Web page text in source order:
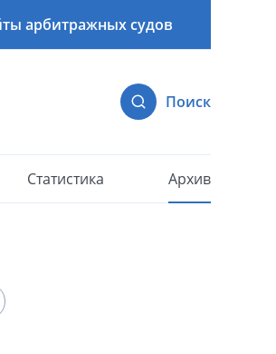
арбитражных судов
Поиск
Статистика Архив